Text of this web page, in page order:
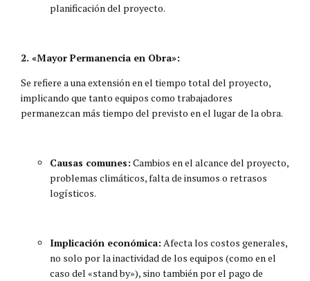
planificación del proyecto.
2. «Mayor Permanencia en Obra»:
Se refiere a una extensión en el tiempo total del proyecto,
implicando que tanto equipos como trabajadores
permanezcan más tiempo del previsto en el lugar de la obra.
Causas comunes: Cambios en el alcance del proyecto,
problemas climáticos, falta de insumos o retrasos
logísticos.
Implicación económica: Afecta los costos generales,
no solo por la inactividad de los equipos (como en el
caso del «stand by»), sino también por el pago de